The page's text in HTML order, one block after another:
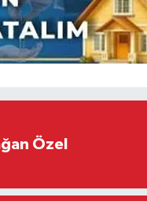
Özel